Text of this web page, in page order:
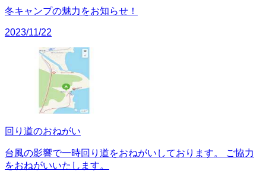
冬キャンプの魅力をお知らせ！
2023/11/22
回り道のおねがい
台風の影響で一時回り道をおねがいしております。 ご協力
をおねがいいたします。